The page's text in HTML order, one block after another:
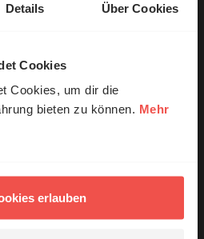
Details Über Cookies
Cookies
Cookies, um dir die
bieten zu können. Mehr
erlauben
veröffentlicht.
nicht öffentlich teilen.